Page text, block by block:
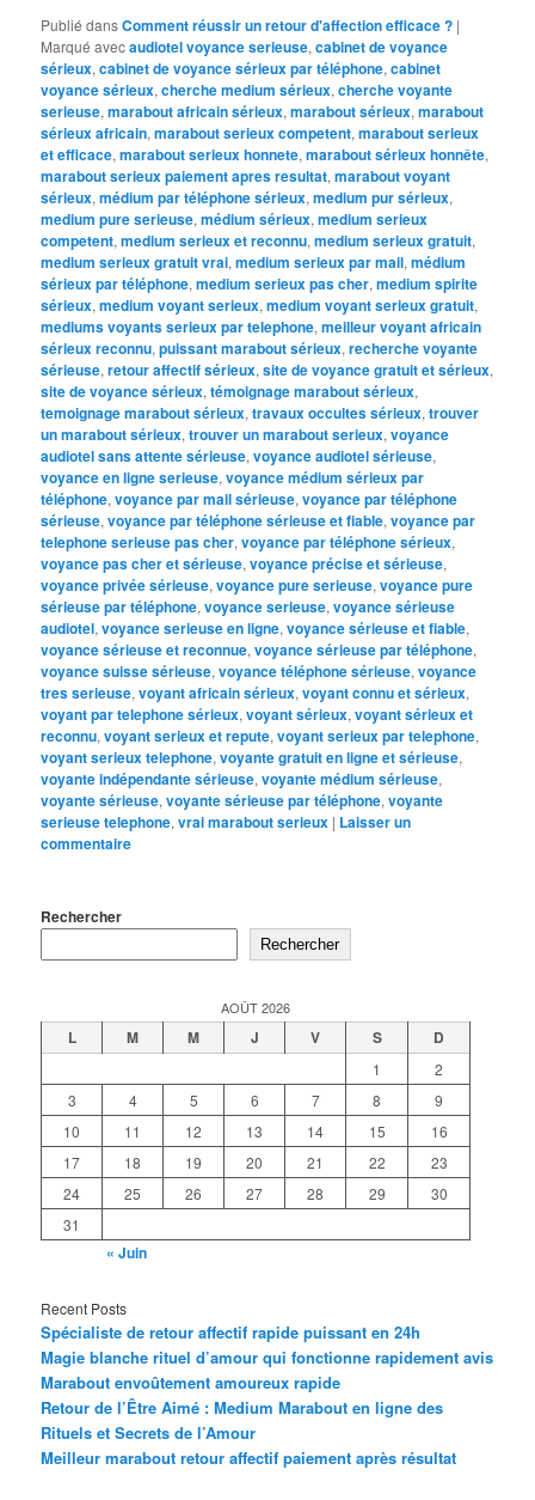
Publié dansComment réussir un retour d'affection efficace ? |
Marqué avecaudiotel voyance serieuse,cabinet de voyance
sérieux,cabinet de voyance sérieux par téléphone,cabinet
voyance sérieux,cherche medium sérieux,cherche voyante
serieuse,marabout africain sérieux,marabout sérieux,marabout
sérieux africain,marabout serieux competent,marabout serieux
et efficace,marabout serieux honnete,marabout sérieux honnête,
marabout serieux paiement apres resultat,marabout voyant
sérieux,médium par téléphone sérieux,medium pur sérieux,
medium pure serieuse,médium sérieux,medium serieux
competent,medium serieux et reconnu,medium serieux gratuit,
medium serieux gratuit vrai,medium serieux par mail,médium
sérieux par téléphone,medium serieux pas cher,medium spirite
sérieux,medium voyant serieux,medium voyant serieux gratuit,
mediums voyants serieux par telephone,meilleur voyant africain
sérieux reconnu,puissant marabout sérieux,recherche voyante
sérieuse,retour affectif sérieux,site de voyance gratuit et sérieux,
site de voyance sérieux,témoignage marabout sérieux,
temoignage marabout sérieux,travaux occultes sérieux,trouver
un marabout sérieux,trouver un marabout serieux,voyance
audiotel sans attente sérieuse,voyance audiotel sérieuse,
voyance en ligne serieuse,voyance médium sérieux par
téléphone,voyance par mail sérieuse,voyance par téléphone
sérieuse,voyance par téléphone sérieuse et fiable,voyance par
telephone serieuse pas cher,voyance par téléphone sérieux,
voyance pas cher et sérieuse,voyance précise et sérieuse,
voyance privée sérieuse,voyance pure serieuse,voyance pure
sérieuse par téléphone,voyance serieuse,voyance sérieuse
audiotel,voyance serieuse en ligne,voyance sérieuse et fiable,
voyance sérieuse et reconnue,voyance sérieuse par téléphone,
voyance suisse sérieuse,voyance téléphone sérieuse,voyance
tres serieuse,voyant africain sérieux,voyant connu et sérieux,
voyant par telephone sérieux,voyant sérieux,voyant sérieux et
reconnu,voyant serieux et repute,voyant serieux par telephone,
voyant serieux telephone,voyante gratuit en ligne et sérieuse,
voyante indépendante sérieuse,voyante médium sérieuse,
voyante sérieuse,voyante sérieuse par téléphone,voyante
serieuse telephone,vrai marabout serieux | Laisser un
commentaire
Rechercher
Rechercher
AOÛT 2026
L M M J V S D
1
2
3
4 5 6 7 8
9
10
11 12 13 14 15
16
17
18 19 20 21 22
23
24
25 26 27 28 29
30
31
« Juin
Recent Posts
Spécialiste de retour affectif rapide puissant en 24h
Magie blanche rituel d’amour qui fonctionne rapidement avis
Marabout envoûtement amoureux rapide
Retour de l’Être Aimé : Medium Marabout en ligne des
Rituels et Secrets de l’Amour
Meilleur marabout retour affectif paiement après résultat